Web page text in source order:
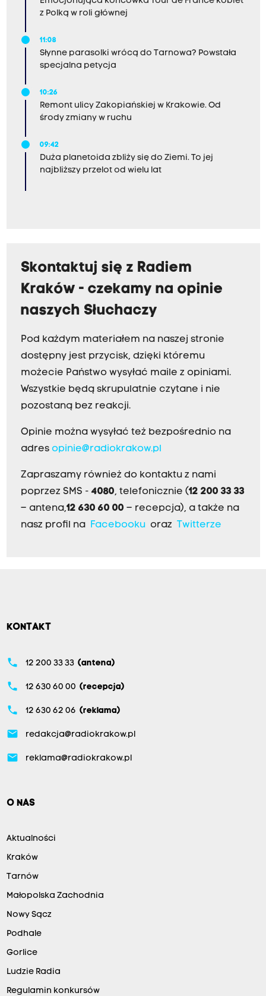
z Polką w roli głównej
11:08
Słynne parasolki wrócą do Tarnowa? Powstała
specjalna petycja
10:26
Remont ulicy Zakopiańskiej w Krakowie. Od
środy zmiany w ruchu
09:42
Duża planetoida zbliży się do Ziemi. To jej
najbliższy przelot od wielu lat
Skontaktuj się z Radiem
Kraków - czekamy na opinie
naszych Słuchaczy
Pod każdym materiałem na naszej stronie
dostępny jest przycisk, dzięki któremu
możecie Państwo wysyłać maile z opiniami.
Wszystkie będą skrupulatnie czytane i nie
pozostaną bez reakcji.
Opinie można wysyłać też bezpośrednio na
adres opinie@radiokrakow.pl
Zapraszamy również do kontaktu z nami
poprzez SMS - 4080, telefonicznie (12 200 33 33
– antena,12 630 60 00 – recepcja), a także na
nasz profil na Facebookuoraz Twitterze
KONTAKT
phone 12 200 33 33 (antena)
phone 12 630 60 00 (recepcja)
phone 12 630 62 06 (reklama)
email redakcja@radiokrakow.pl
email reklama@radiokrakow.pl
O NAS
Aktualności
Kraków
Tarnów
Małopolska Zachodnia
Nowy Sącz
Podhale
Gorlice
Ludzie Radia
Regulamin konkursów